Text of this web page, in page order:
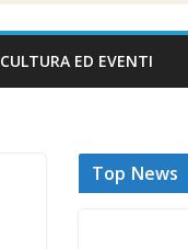
CULTURA ED EVENTI
Top News